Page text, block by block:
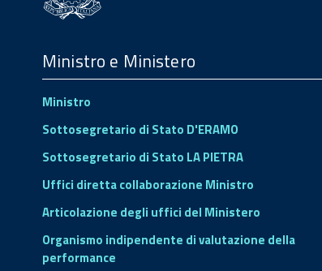
Footer
Ministro e Ministero
Ministro
Sottosegretario di Stato D'ERAMO
Sottosegretario di Stato LA PIETRA
Uffici diretta collaborazione Ministro
Articolazione degli uffici del Ministero
Organismo indipendente di valutazione della
performance